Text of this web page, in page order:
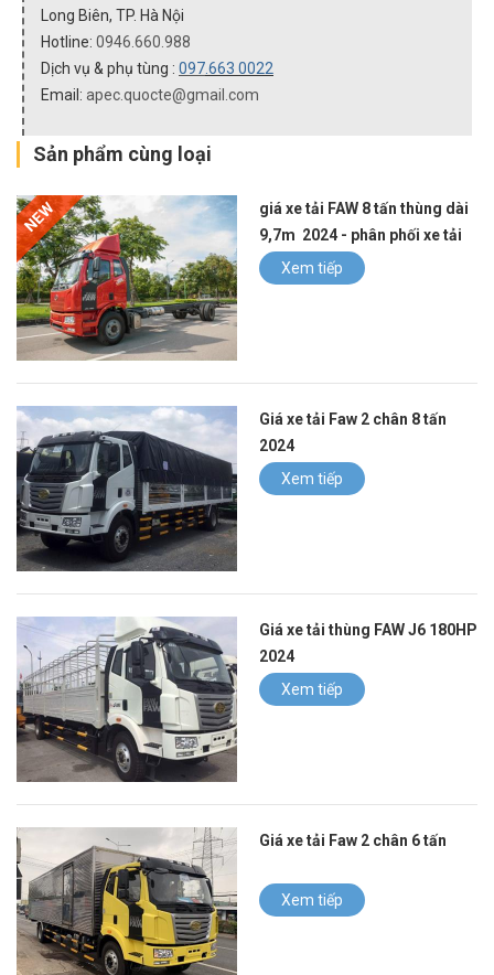
Long Biên, TP. Hà Nội
Hotline: 0946.660.988
Dịch vụ & phụ tùng : 097.663 0022
Email: apec.quocte@gmail.com
Sản phẩm cùng loại
NEW
giá xe tải FAW 8 tấn thùng dài
9,7m 2024 - phân phối xe tải
faw 8 tấn tại việt nam
Xem tiếp
Giá xe tải Faw 2 chân 8 tấn
2024
Xem tiếp
Giá xe tải thùng FAW J6 180HP
2024
Xem tiếp
Giá xe tải Faw 2 chân 6 tấn
Xem tiếp